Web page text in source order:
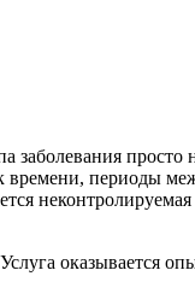
заболевания просто
времени, периоды
оказывается